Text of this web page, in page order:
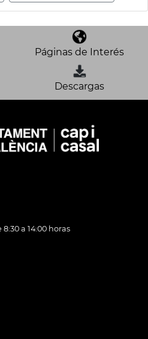
Páginas de Interés
Descargas
a 14:00 horas